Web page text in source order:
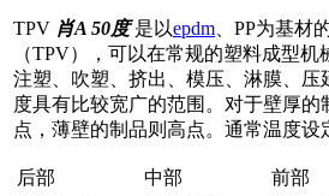
TPV 肖A 50度是以epdm 、PP为基材
（TPV），可以在常规的塑料成型
注塑、吹塑、挤出、模压、淋膜、压
度具有比较宽广的范围。对于壁厚的
点，薄壁的制品则高点。通常温度设
后部 中部 前部